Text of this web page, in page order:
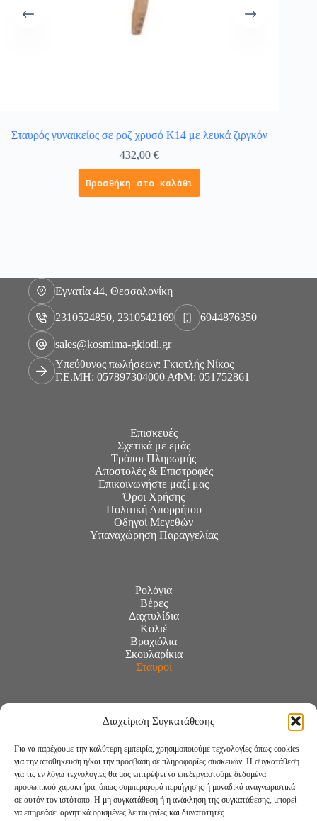
Διαχείριση Συγκατάθεσης
Για να παρέχουμε την καλύτερη εμπειρία, χρησιμοποιούμε τεχνολογίες όπως cookies
για την αποθήκευση ή/και την πρόσβαση σε πληροφορίες συσκευών. Η συγκατάθεση
για τις εν λόγω τεχνολογίες θα μας επιτρέψει να επεξεργαστούμε δεδομένα
προσωπικού χαρακτήρα, όπως συμπεριφορά περιήγησης ή μοναδικά αναγνωριστικά
σε αυτόν τον ιστότοπο. Η μη συγκατάθεση ή η ανάκληση της συγκατάθεσης, μπορεί
να επηρεάσει αρνητικά ορισμένες λειτουργίες και δυνατότητες.
Σταυρός γυναικείος σε ροζ χρυσό Κ14 με λευκά ζιργκόν
432,00€
Προσθήκη στο καλάθι
Εγνατία 44, Θεσσαλονίκη
2310524850, 2310542169 6944876350
sales@kosmima-gkiotli.gr
Υπεύθυνος πωλήσεων: Γκιοτλής Νίκος
Γ.Ε.ΜΗ: 057897304000 ΑΦΜ: 051752861
Επισκευές
Σχετικά με εμάς
Τρόποι Πληρωμής
Αποστολές & Επιστροφές
Επικοινωνήστε μαζί μας
Όροι Χρήσης
Πολιτική Απορρήτου
Οδηγοί Μεγεθών
Υπαναχώρηση Παραγγελίας
Ρολόγια
Βέρες
Δαχτυλίδια
Κολιέ
Βραχιόλια
Σκουλαρίκια
Σταυροί